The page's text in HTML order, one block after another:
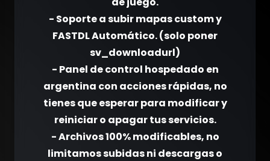
- Soporte a subir mapas custom y
FASTDL Automático. (solo poner
sv_downloadurl)
- Panel de control hospedado en
argentina con acciones rápidas, no
tienes que esperar para modificar y
reiniciar o apagar tus servicios.
- Archivos 100% modificables, no
limitamos subidas ni descargas o